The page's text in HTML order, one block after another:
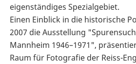
eigenständiges Spezialgebiet.
Einen Einblick in die historische
2007 die Ausstellung
Mannheim 1946–1971",
Raum für Fotografie der Reiss-